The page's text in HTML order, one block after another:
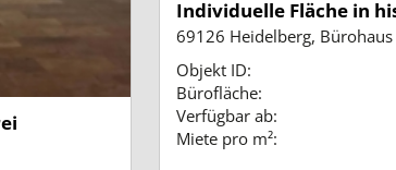
Individuelle Fläche in
69126 Heidelberg, Bürohaus
Objekt ID:
Bürofläche:
Verfügbar ab:
Miete pro m²: